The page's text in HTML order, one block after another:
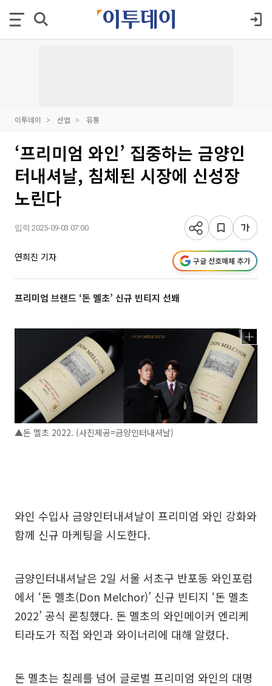
이투데이 산업 유통
‘프리미엄 와인’ 집중하는 금양인
터내셔날, 침체된 시장에 신성장
노린다
입력 2025-09-03 07:00
연희진 기자 구글 선호매체 추가
프리미엄 브랜드 ‘돈 멜초’ 신규 빈티지 선봬
▲돈 멜초 2022. (사진제공=금양인터내셔날)
와인 수입사 금양인터내셔날이 프리미엄 와인 강화와
함께 신규 마케팅을 시도한다.
금양인터내셔날은 2일 서울 서초구 반포동 와인포럼
에서 ‘돈 멜초(Don Melchor)’ 신규 빈티지 ‘돈 멜초
2022’ 공식 론칭했다. 돈 멜초의 와인메이커 엔리케
티라도가 직접 와인과 와이너리에 대해 알렸다.
돈 멜초는 칠레를 넘어 글로벌 프리미엄 와인의 대명